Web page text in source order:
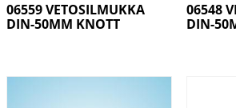
06559 VETOSILMUKKA
DIN-50MM KNOTT
06548
DIN-